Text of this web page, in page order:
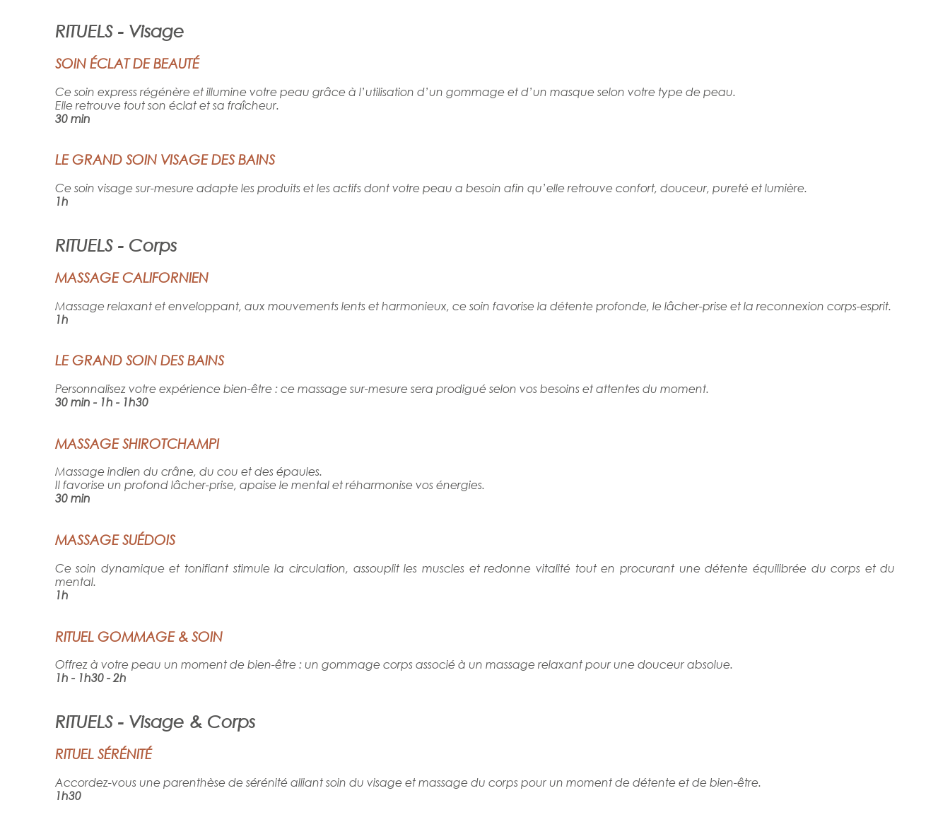
RITUELS - Visage
SOIN ÉCLAT DE BEAUTÉ
Ce soin express régénère et illumine votre peau grâce à l’utilisation d’un gommage et d’un masque selon votre type de peau.
Elle retrouve tout son éclat et sa fraîcheur.
30 min
LE GRAND SOIN VISAGE DES BAINS
Ce soin visage sur-mesure adapte les produits et les actifs dont votre peau a besoin afin qu’elle retrouve confort, douceur, pureté et lumière.
1h
RITUELS - Corps
MASSAGE CALIFORNIEN
Massage relaxant et enveloppant, aux mouvements lents et harmonieux, ce soin favorise la détente profonde, le lâcher-prise et la reconnexion corps-esprit.
1h
LE GRAND SOIN DES BAINS
Personnalisez votre expérience bien-être : ce massage sur-mesure sera prodigué selon vos besoins et attentes du moment.
30 min - 1h - 1h30
MASSAGE SHIROTCHAMPI
Massage indien du crâne, du cou et des épaules.
Il favorise un profond lâcher-prise, apaise le mental et réharmonise vos énergies.
30 min
MASSAGE SUÉDOIS
Ce soin dynamique et tonifiant stimule la circulation, assouplit les muscles et redonne vitalité tout en procurant une détente équilibrée du corps et du
mental.
1h
RITUEL GOMMAGE & SOIN
Offrez à votre peau un moment de bien-être : un gommage corps associé à un massage relaxant pour une douceur absolue.
1h - 1h30 - 2h
RITUELS - Visage & Corps
RITUEL SÉRÉNITÉ
Accordez-vous une parenthèse de sérénité alliant soin du visage et massage du corps pour un moment de détente et de bien-être.
1h30